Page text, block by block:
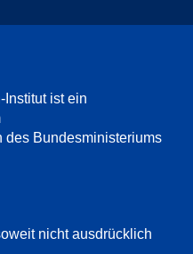
Institut ist ein
des Bundesministeriums
nicht ausdrücklich